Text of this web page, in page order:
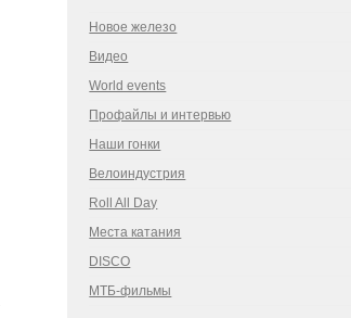
Новое железо
Видео
World events
Профайлы и интервью
Наши гонки
Велоиндустрия
Roll All Day
Места катания
DISCO
МТБ-фильмы